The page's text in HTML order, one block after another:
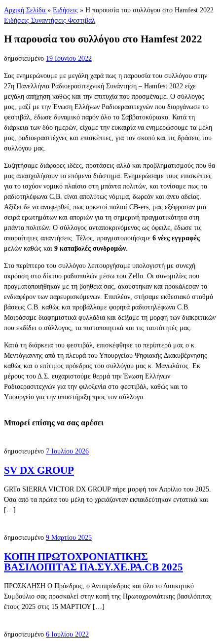
Αρχική Σελίδα » Ειδήσεις » Η παρουσία του συλλόγου στο Hamfest 2022
Ειδήσεις Συναντήσεις Φεστιβάλ
Η παρουσία του συλλόγου στο Hamfest 2022
δημοσιευμένο 19 Ιουνίου 2022
Σας ενημερώνουμε με μεγάλη χαρά πως η παρουσία του συλλόγου στην
27η Πανελλήνια Ραδιοερασιτεχνική Συνάντηση – Hamfest 2022 είχε
μεγάλη απήχηση καθώς και την επιτυχία που προσμέναμε. Ο σύλλογος
μας, μαζί με την Ένωση Ελλήνων Ραδιοερασιτεχνών που διοργάνωσε το
φεστιβάλ, έδωσε δυναμικό παρόν όλο το Σαββατοκύριακο. Κατά τη
διάρκεια των δύο ημερών, είχαμε την ευκαιρία να ενημερώσουμε τα μέλη
μας, ραδιοερασιτέχνες και επισκέπτες, για τον σκοπό και τις δράσεις του
συλλόγου μας.
Συζητήσαμε διάφορες ιδέες, προτάσεις αλλά και προβληματισμούς που θα
μας απασχολήσουν το επόμενο διάστημα. Ενημερώσαμε τους επισκέπτες
για το ισχύον νομικό πλαίσιο στη μπάντα πολιτών, και τονίσαμε πως τα
ραδιοτηλέφωνα C.B. είναι απολύτως νόμιμα, δωρεάν και άνευ αδείας.
Αξίζει δε να αναφερθεί, πως αρκετοί παλιοί CB-ers, μας εξέφρασαν μια
σειρά ερωτημάτων και αποριών για τη σημερινή πραγματικότητα στη
μπάντα πολιτών. Ο σύλλογος ανταποκρινόμενος ως όφειλε, έδωσε τις
απαραίτητες απαντήσεις. Τέλος, πραγματοποιήσαμε 6 νέες εγγραφές
μελών καθώς και 9 καταβολές συνδρομών
Στο περίπτερο του συλλόγου λειτουργήσαμε υπολογιστή με συνεχή
ακρόαση στο δίκτυο ραδιοπυλών μέσω του Zello. Οι συνομιλίες που
πραγματοποιήθηκαν με τη βοήθειά σας, ακούστηκαν και προκάλεσαν το
ενδιαφέρον των παρευρισκόμενων. Επιπλέον, στήσαμε εκθεσιακό σταθμό
βάσεως C.B. καθώς και προβάλλαμε φορητά ραδιοτηλέφωνα C.B.
Μοιράσαμε διαφημιστικά φυλλάδια και δείξαμε τη μορφή των διακριτικών
που εκδίδει ο σύλλογος, τα πιστοποιητικά και τις ταυτότητές μας.
Κατά τη διάρκεια του φεστιβάλ, επισκέφθηκε το περίπτερό μας ο κ.
Μεντόγιαννης από τη πλευρά του Υπουργείου Ψηφιακής Διακυβέρνησης
καθώς και ο επίτιμος πρόεδρος του συλλόγου μας κ. Μανωλάτος. Εκ
μέρους του Δ.Σ. ευχαριστούμε θερμά την Ένωση Ελλήνων
Ραδιοερασιτεχνών για την φιλοξενία στο φεστιβάλ, καθώς και το
Υπουργείο για την υποστήριξη προς τον σύλλογο.
Μπορεί επίσης να σας αρέσει
δημοσιευμένο 7 Ιουλίου 2026
SV DX GROUP
GRTo SIERRA VICTOR DX GROUP πήρε μορφή τον Απρίλιο του 2025.
Όσα από τα πρώτα του μέλη το χρειάζονταν εκπαιδεύτηκαν εντατικά και
[…]
δημοσιευμένο 9 Μαρτίου 2025
ΚΟΠΗ ΠΡΩΤΟΧΡΟΝΙΑΤΙΚΗΣ
ΒΑΣΙΛΟΠΙTΑΣ ΠΑ.ΣΥ.ΧΕ.ΡΑ.CB 2025
ΠΡΟΣΚΛΗΣΗ Ο Πρόεδρος, ο Αντιπρόεδρος και όλο το Διοικητικό
Συμβούλιο σας προσκαλεί στην κοπή της Πρωτοχρονιάτικης βασιλόπιτας
έτους 2025 στις 15 ΜΑΡΤΙΟΥ […]
δημοσιευμένο 6 Ιουλίου 2022